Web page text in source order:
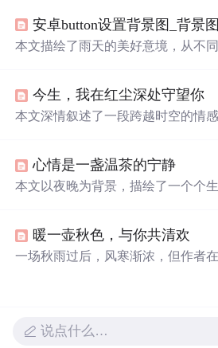
本文描绘了雨天的美好意境，从不
今生，我在红尘深处守望你
本文深情叙述了一段跨越时空的情
心情是一盏温茶的宁静
本文以夜晚为背景，描绘了一个个
暖一壶秋色，与你共清欢
一场秋雨过后，风寒渐浓，但作者
的契合。无论季节如何更迭，心中
此最真挚的陪伴与理解。
说点什么…